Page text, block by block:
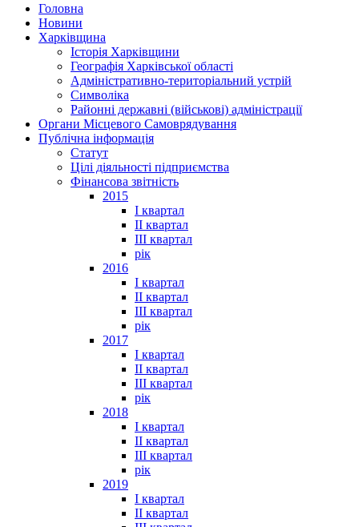
Головна
Новини
Харківщина
Історія Харківщини
Географія Харківської області
Адміністративно-територіальний устрій
Символіка
Районні державні (військові) адміністрації
Органи Місцевого Самоврядування
Публічна інформація
Статут
Цілі діяльності підприємства
Фінансова звітність
2015
I квартал
II квартал
III квартал
рік
2016
I квартал
II квартал
III квартал
рік
2017
I квартал
II квартал
III квартал
рік
2018
I квартал
II квартал
III квартал
рік
2019
I квартал
II квартал